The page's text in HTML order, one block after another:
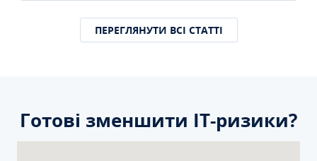
ПЕРЕГЛЯНУТИ ВСІ СТАТТІ
Готові зменшити ІТ-ризики?